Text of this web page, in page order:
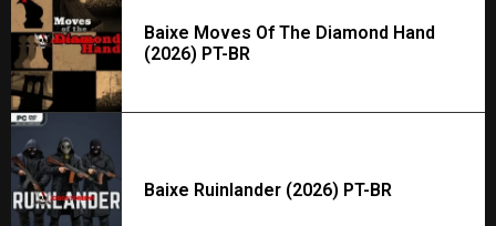
Baixe Moves Of The Diamond Hand
(2026) PT-BR
Baixe Ruinlander (2026) PT-BR